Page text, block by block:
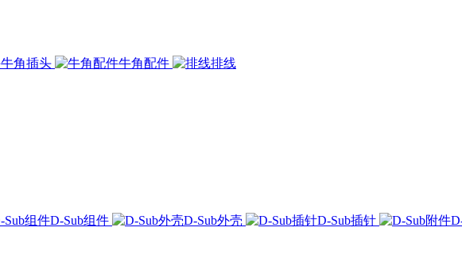
牛角插头 牛角配件 排线
D-Sub组件 D-Sub外壳 D-Sub插针